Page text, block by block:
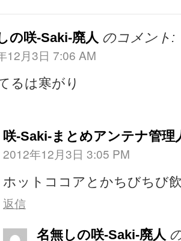
の咲-Saki-廃人 のコメント:
12月3日 7:06 AM
るは寒がり
咲-Saki-まとめアンテナ管理
2012年12月3日 3:05 PM
ホットココアとかちびちび
返信
名無しの咲-Saki-廃人